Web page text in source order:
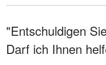
"Entschuldigen
Darf ich Ihnen